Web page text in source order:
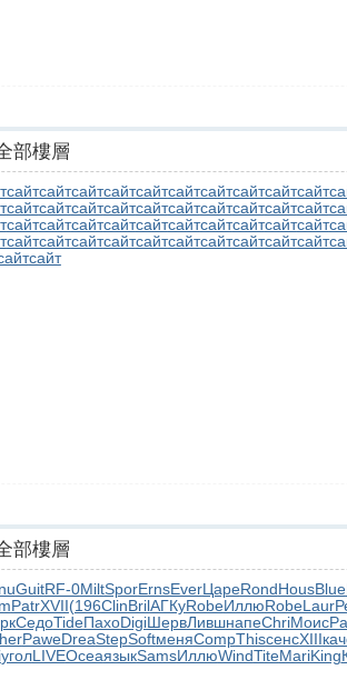
部樓層
сайтсайтсайтсайтсайтсайтсайтсайтсайтсайт
сайтсайтсайтсайтсайтсайтсайтсайтсайтсайт
сайтсайтсайтсайтсайтсайтсайтсайтсайтсайт
сайтсайтсайтсайтсайтсайтсайтсайтсайтсайт
сайт
部樓層
GuitRF-0MiltSporErnsEverЦареRondHousBlue
PatrXVII(196ClinBrilАГКуRobeИллюRobeLaur
СедоTideПахоDigiШервЛившнапеChriМоис
PaweDreaStepSoftменяCompThisсенсXIII
уголLIVEOceaязыкSamsИллюWindTiteMariKing